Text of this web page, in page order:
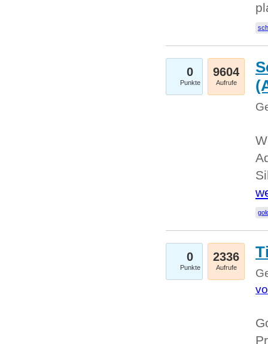
0
Punkte
9604
Aufrufe
0
Punkte
2336
Aufrufe